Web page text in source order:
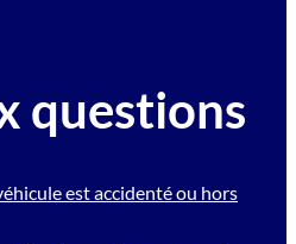
questions
est accidenté ou hors